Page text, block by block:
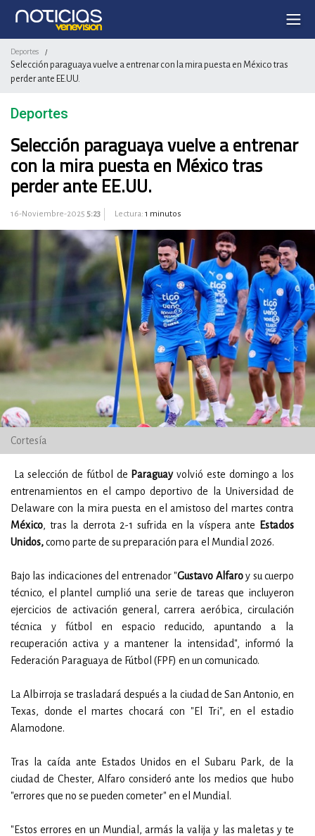
Deportes /
Selección paraguaya vuelve a entrenar con la mira puesta en México tras
perder ante EE.UU.
Deportes
Selección paraguaya vuelve a entrenar
con la mira puesta en México tras
perder ante EE.UU.
16-Noviembre-2025 5:23 Lectura: 1 minutos
Cortesía
La selección de fútbol de Paraguayvolvió este domingo a los
entrenamientos en el campo deportivo de la Universidad de
Delaware con la mira puesta en el amistoso del martes contra
México, tras la derrota 2-1 sufrida en la víspera ante
Estados
Unidos,como parte de su preparación para el Mundial 2026.
Bajo las indicaciones del entrenador "Gustavo Alfaroy su cuerpo
técnico, el plantel cumplió una serie de tareas que incluyeron
ejercicios de activación general, carrera aeróbica, circulación
técnica y fútbol en espacio reducido, apuntando a la
recuperación activa y a mantener la intensidad", informó la
Federación Paraguaya de Fútbol (FPF) en un comunicado.
La Albirroja se trasladará después a la ciudad de San Antonio, en
Texas, donde el martes chocará con "El Tri", en el estadio
Alamodone.
Tras la caída ante Estados Unidos en el Subaru Park, de la
ciudad de Chester, Alfaro consideró ante los medios que hubo
"errores que no se pueden cometer" en el Mundial.
"Estos errores en un Mundial, armás la valija y las maletas y te